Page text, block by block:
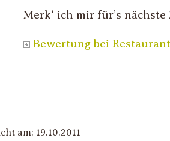
Merk‘ ich mir für’s
Bewertung bei
am: 19.10.2011